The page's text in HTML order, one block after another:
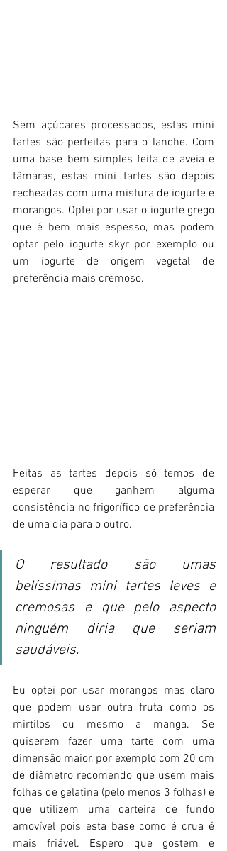
Sem açúcares processados, estas mini
tartes são perfeitas para o lanche. Com
uma base bem simples feita de aveia e
tâmaras, estas mini tartes são depois
recheadas com uma mistura de iogurte e
morangos. Optei por usar o iogurte grego
que é bem mais espesso, mas podem
optar pelo iogurte skyr por exemplo ou
um iogurte de origem vegetal de
preferência mais cremoso.
Feitas as tartes depois só temos de
esperar que ganhem alguma
consistência no frigorífico de preferência
de uma dia para o outro.
O resultado são umas
belíssimas mini tartes leves e
cremosas e que pelo aspecto
ninguém diria que seriam
saudáveis.
Eu optei por usar morangos mas claro
que podem usar outra fruta como os
mirtilos ou mesmo a manga. Se
quiserem fazer uma tarte com uma
dimensão maior, por exemplo com 20 cm
de diâmetro recomendo que usem mais
folhas de gelatina (pelo menos 3 folhas) e
que utilizem uma carteira de fundo
amovível pois esta base como é crua é
mais friável. Espero que gostem e